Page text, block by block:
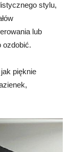
stylu,
lub
ozdobić.
pięknie